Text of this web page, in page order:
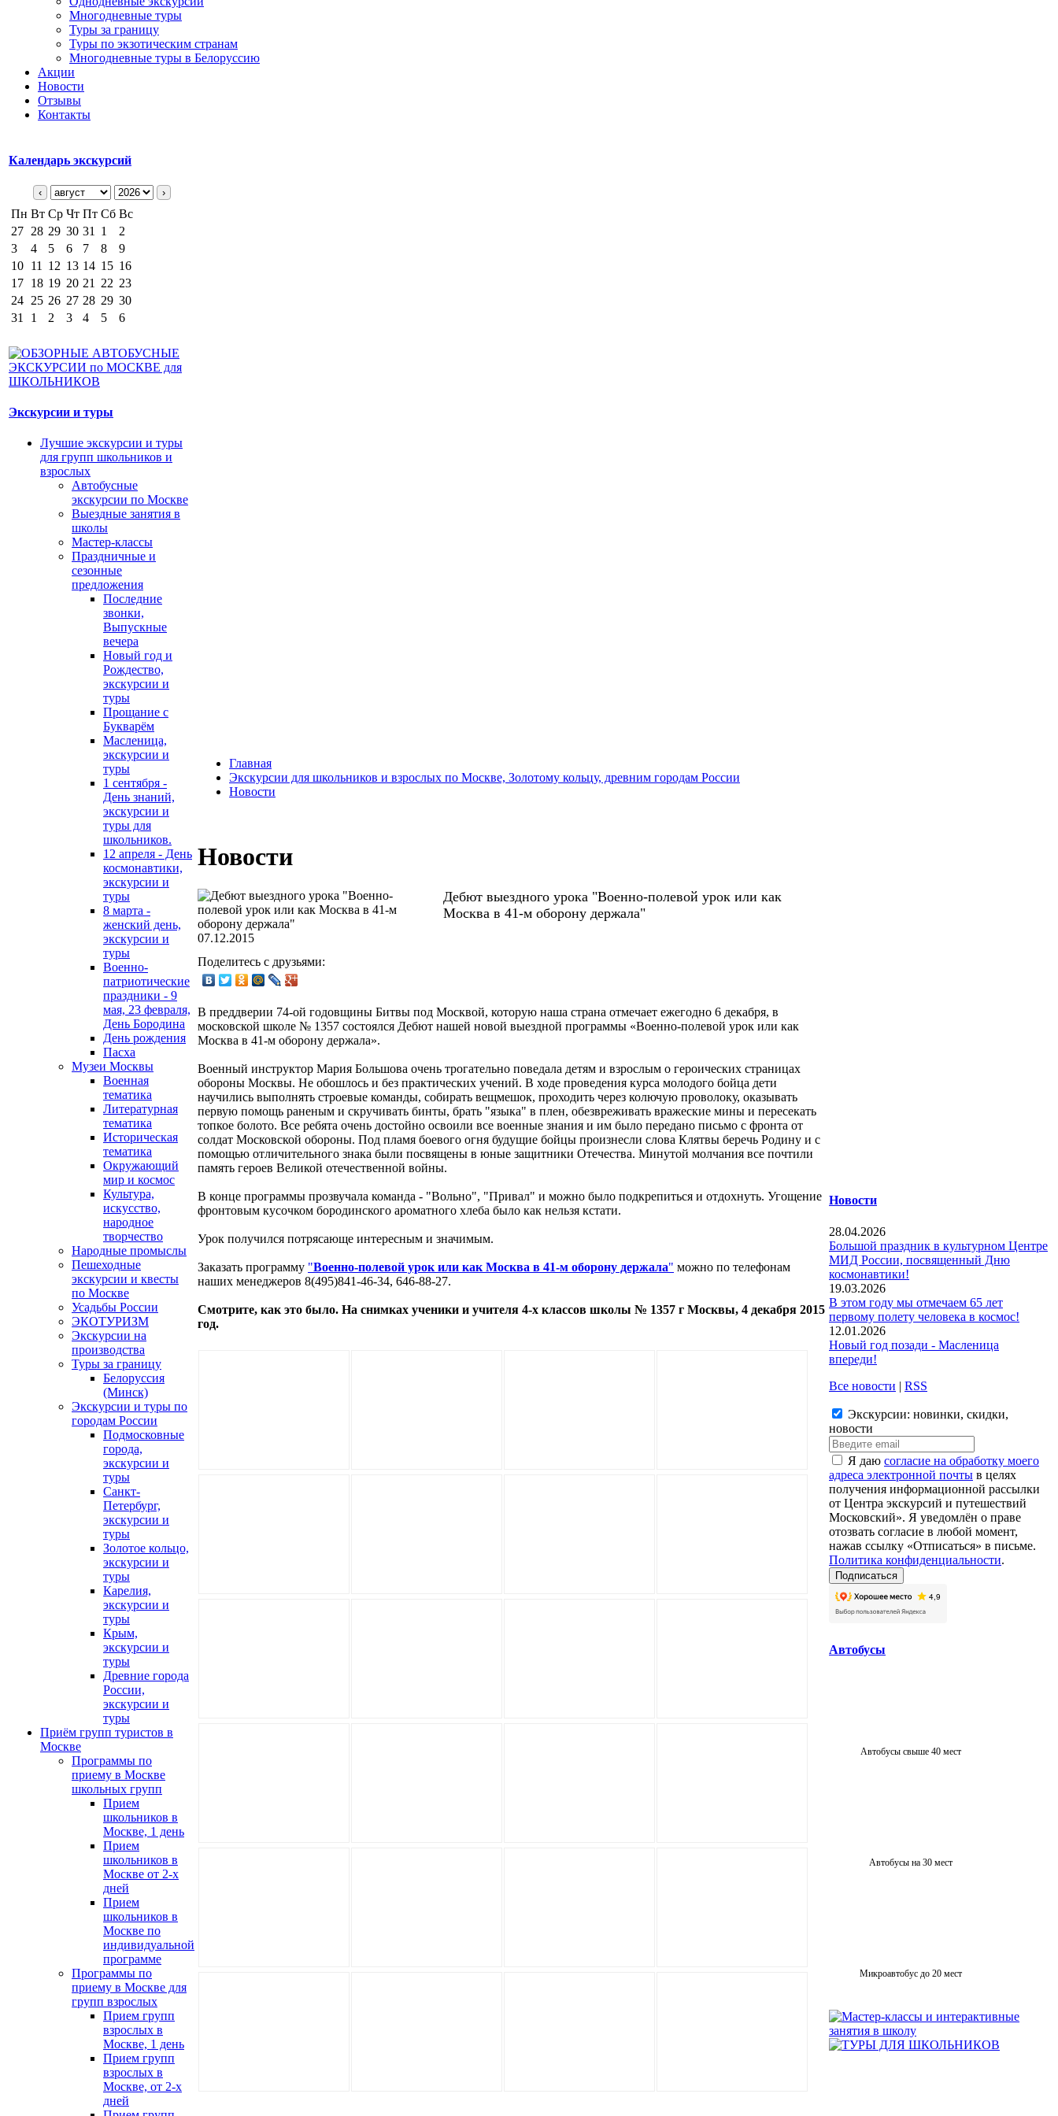
Многодневные туры
Туры за границу
Туры по экзотическим странам
Многодневные туры в Белоруссию
Акции
Новости
Отзывы
Контакты
Календарь экскурсий
‹ ›
Пн Вт Ср Чт Пт Сб Вс
27 28 29 30 31 1
2
3
4 5 6 7 8
9
10 11 12 13 14 15 16
17 18 19 20 21 22 23
24 25 26 27 28 29 30
31
1 2 3 4 5 6
Экскурсии и туры
Лучшие экскурсии и туры
для групп школьников и
взрослых
Автобусные
экскурсии по Москве
Выездные занятия в
школы
Мастер-классы
Праздничные и
сезонные
предложения
Последние
звонки,
Выпускные
вечера
Новый год и
Рождество,
экскурсии и
туры
Прощание с
Букварём
Масленица,
экскурсии и
туры
1 сентября -
День знаний,
экскурсии и
туры для
школьников.
12 апреля - День
космонавтики,
экскурсии и
туры
8 марта -
женский день,
экскурсии и
туры
Военно-
патриотические
праздники - 9
мая, 23 февраля,
День Бородина
День рождения
Пасха
Музеи Москвы
Военная
тематика
Литературная
тематика
Историческая
тематика
Окружающий
мир и космос
Культура,
искусство,
народное
творчество
Народные промыслы
Пешеходные
экскурсии и квесты
по Москве
Усадьбы России
ЭКОТУРИЗМ
Экскурсии на
производства
Туры за границу
Белоруссия
(Минск)
Экскурсии и туры по
городам России
Подмосковные
города,
экскурсии и
туры
Санкт-
Петербург,
экскурсии и
туры
Золотое кольцо,
экскурсии и
туры
Карелия,
экскурсии и
туры
Крым,
экскурсии и
туры
Древние города
России,
экскурсии и
туры
Приём групп туристов в
Москве
Программы по
приему в Москве
школьных групп
Прием
школьников в
Москве, 1 день
Прием
школьников в
Москве от 2-х
дней
Прием
школьников в
Москве по
индивидуальной
программе
Программы по
приему в Москве для
групп взрослых
Прием групп
взрослых в
Москве, 1 день
Прием групп
взрослых в
Москве, от 2-х
дней
Главная
Экскурсии для школьников и взрослых по Москве, Золотому кольцу, древним городам России
Новости
Новости
Дебют выездного урока "Военно-полевой урок или как
Москва в 41-м оборону держала"
07.12.2015
Поделитесь с друзьями:
В преддверии 74-ой годовщины Битвы под Москвой, которую наша страна отмечает ежегодно 6 декабря, в
московской школе № 1357 состоялся Дебют нашей новой выездной программы «Военно-полевой урок или как
Москва в 41-м оборону держала».
Военный инструктор Мария Большова очень трогательно поведала детям и взрослым о героических страницах
обороны Москвы. Не обошлось и без практических учений. В ходе проведения курса молодого бойца дети
научились выполнять строевые команды, собирать вещмешок, проходить через колючую проволоку, оказывать
первую помощь раненым и скручивать бинты, брать "языка" в плен, обезвреживать вражеские мины и пересекать
топкое болото. Все ребята очень достойно освоили все военные знания и им было передано письмо с фронта от
солдат Московской обороны. Под пламя боевого огня будущие бойцы произнесли слова Клятвы беречь Родину и с
помощью отличительного знака были посвящены в юные защитники Отечества. Минутой молчания все почтили
память героев Великой отечественной войны.
В конце программы прозвучала команда - "Вольно", "Привал" и можно было подкрепиться и отдохнуть. Угощение
фронтовым кусочком бородинского ароматного хлеба было как нельзя кстати.
Урок получился потрясающе интересным и значимым.
Заказать программу "Военно-полевой урок или как Москва в 41-м оборону держала" можно по телефонам
наших менеджеров 8(495)841-46-34, 646-88-27.
Смотрите, как это было. На снимках ученики и учителя 4-х классов школы № 1357 г Москвы, 4 декабря 2015
год.
Новости
28.04.2026
Большой праздник в культурном Центре
МИД России, посвященный Дню
космонавтики!
19.03.2026
В этом году мы отмечаем 65 лет
первому полету человека в космос!
12.01.2026
Новый год позади - Масленица
впереди!
Все новости | RSS
Экскурсии: новинки, скидки,
новости
Я даю согласие на обработку моего
адреса электронной почты в целях
получения информационной рассылки
от Центра экскурсий и путешествий
Московский». Я уведомлён о праве
отозвать согласие в любой момент,
нажав ссылку «Отписаться» в письме.
Политика конфиденциальности.
Автобусы
Автобусы свыше 40 мест
Автобусы на 30 мест
Микроавтобус до 20 мест